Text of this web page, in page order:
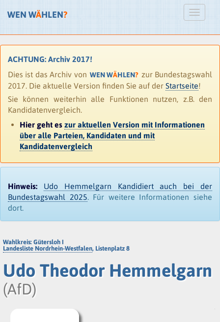
WEN WÄHLEN?
ACHTUNG: Archiv 2017!
Dies ist das Archiv von WEN WÄHLEN? zur Bundestagswahl
2017. Die aktuelle Version finden Sie auf der Startseite!
Sie können weiterhin alle Funktionen nutzen, z.B. den
Kandidatenvergleich.
Hier geht es zur aktuellen Version mit Informationen
über alle Parteien, Kandidaten und mit
Kandidatenvergleich
Hinweis:
Udo Hemmelgarn Kandidiert auch bei der
Bundestagswahl 2025 . Für weitere Informationen siehe
dort.
Wahlkreis: Gütersloh I
Landesliste Nordrhein-Westfalen, Listenplatz 8
Udo Theodor Hemmelgarn
(AfD)